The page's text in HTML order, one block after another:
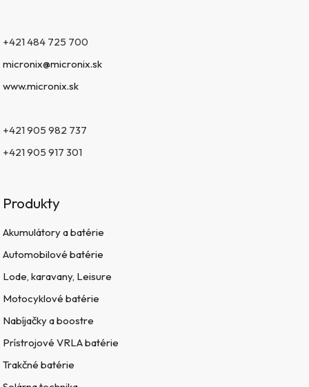
+421 484 725 700
micronix@micronix.sk
www.micronix.sk
+421 905 982 737
+421 905 917 301
Produkty
Akumulátory a batérie
Automobilové batérie
Lode, karavany, Leisure
Motocyklové batérie
Nabíjačky a boostre
Prístrojové VRLA batérie
Trakčné batérie